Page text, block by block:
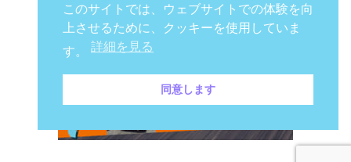
このサイトでは、ウェブサイトでの体験を向
上させるために、クッキーを使用していま
す。 詳細を見る
同意します